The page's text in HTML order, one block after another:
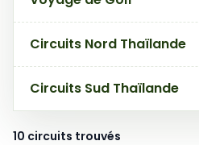
Circuits Nord Thaïlande
Circuits Sud Thaïlande
10 circuits trouvés